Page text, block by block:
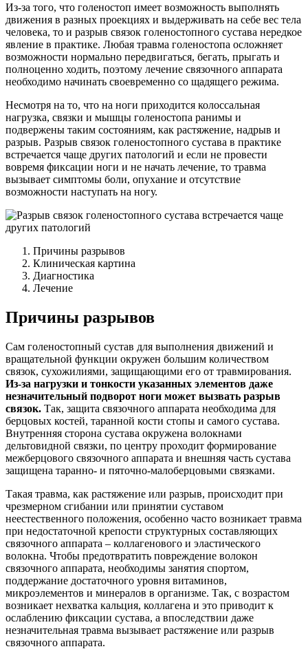
Из-за того, что голеностоп имеет возможность выполнять
движения в разных проекциях и выдерживать на себе вес тела
человека, то и разрыв связок голеностопного сустава нередкое
явление в практике. Любая травма голеностопа осложняет
возможности нормально передвигаться, бегать, прыгать и
полноценно ходить, поэтому лечение связочного аппарата
необходимо начинать своевременно со щадящего режима.
Несмотря на то, что на ноги приходится колоссальная
нагрузка, связки и мышцы голеностопа ранимы и
подвержены таким состояниям, как растяжение, надрыв и
разрыв. Разрыв связок голеностопного сустава в практике
встречается чаще других патологий и если не провести
вовремя фиксации ноги и не начать лечение, то травма
вызывает симптомы боли, опухание и отсутствие
возможности наступать на ногу.
Причины разрывов
Клиническая картина
Диагностика
Лечение
Причины разрывов
Сам голеностопный сустав для выполнения движений и
вращательной функции окружен большим количеством
связок, сухожилиями, защищающими его от травмирования.
Из-за нагрузки и тонкости указанных элементов даже
незначительный подворот ноги может вызвать разрыв
связок. Так, защита связочного аппарата необходима для
берцовых костей, таранной кости стопы и самого сустава.
Внутренняя сторона сустава окружена волокнами
дельтовидной связки, по центру проходит формирование
межберцового связочного аппарата и внешняя часть сустава
защищена таранно- и пяточно-малоберцовыми связками.
Такая травма, как растяжение или разрыв, происходит при
чрезмерном сгибании или принятии суставом
неестественного положения, особенно часто возникает травма
при недостаточной крепости структурных составляющих
связочного аппарата – коллагенового и эластического
волокна. Чтобы предотвратить повреждение волокон
связочного аппарата, необходимы занятия спортом,
поддержание достаточного уровня витаминов,
микроэлементов и минералов в организме. Так, с возрастом
возникает нехватка кальция, коллагена и это приводит к
ослаблению фиксации сустава, а впоследствии даже
незначительная травма вызывает растяжение или разрыв
связочного аппарата.